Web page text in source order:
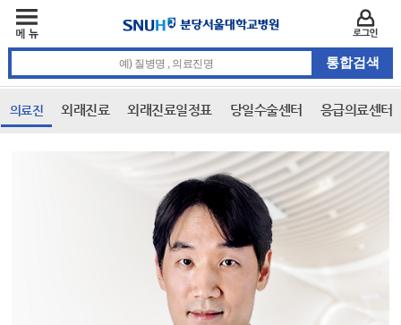
의료진 외래진료 외래진료일정표 당일수술센터 응급의료센터